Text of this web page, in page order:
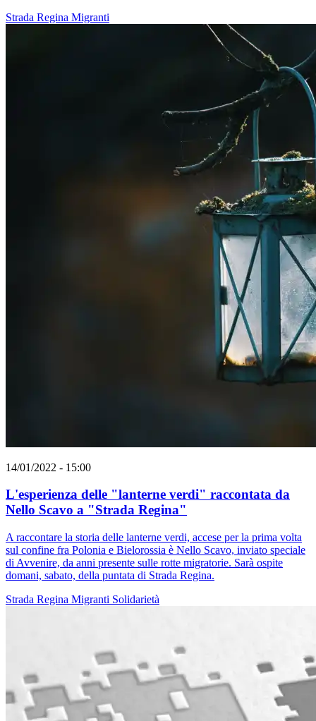
Strada Regina Migranti
14/01/2022 - 15:00
L'esperienza delle "lanterne verdi" raccontata da
Nello Scavo a "Strada Regina"
A raccontare la storia delle lanterne verdi, accese per la prima volta
sul confine fra Polonia e Bielorossia è Nello Scavo, inviato speciale
di Avvenire, da anni presente sulle rotte migratorie. Sarà ospite
domani, sabato, della puntata di Strada Regina.
Strada Regina Migranti Solidarietà